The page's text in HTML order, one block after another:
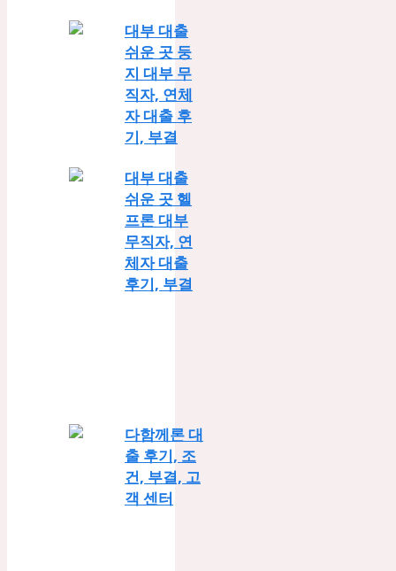
대부 대출
쉬운 곳 둥
지 대부 무
직자, 연체
자 대출 후
기, 부결
대부 대출
쉬운 곳 헬
프론 대부
무직자, 연
체자 대출
후기, 부결
다함께론 대
출 후기, 조
건, 부결, 고
객 센터